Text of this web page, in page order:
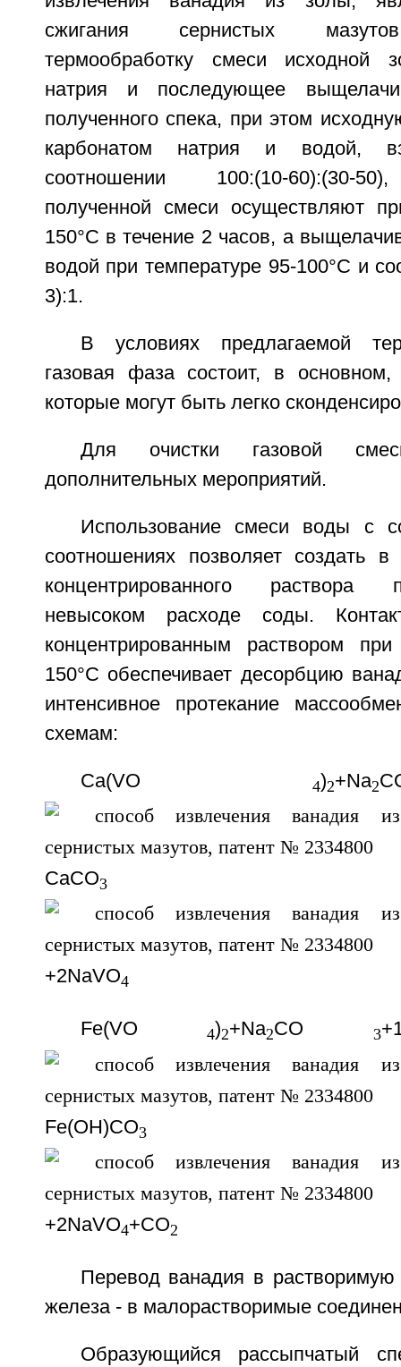
сжигания сернистых
термообработку смеси исходной
натрия и последующее
полученного спека, при этом
карбонатом натрия и водой,
соотношении 100:(10-60):(30-
полученной смеси осуществляют
150°С в течение 2 часов, а
водой при температуре 95-100°С и
3):1.
В условиях предлагаемой
газовая фаза состоит, в
которые могут быть легко
Для очистки газовой
дополнительных мероприятий.
Использование смеси воды с
соотношениях позволяет создать
концентрированного раствора
невысоком расходе соды.
концентрированным раствором
150°С обеспечивает десорбцию
интенсивное протекание
схемам:
Ca(VO 4)2+Na2
СаСО3
+2NаVO4
Fe(VO 4)2+Na2CO 3
Fe(OH)CO3
+2NaVO4+CO2
Перевод ванадия в
железа - в малорастворимые
Образующийся рассыпчатый